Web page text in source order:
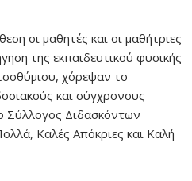
οι μαθητές και οι μαθήτριες
της εκπαιδευτικού φυσικής
χόρεψαν το
και σύγχρονους
Σύλλογος Διδασκόντων
Καλές Απόκριες και Καλή